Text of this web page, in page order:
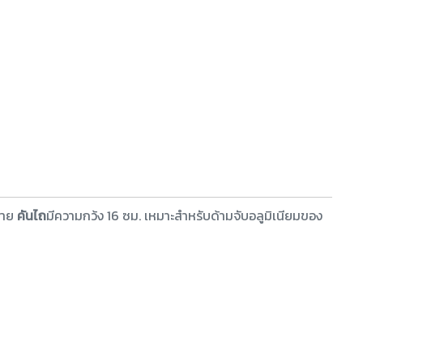
ย คันไถมีความกว้ง 16 ซม. เหมาะสำหรับด้ามจับอลูมิเนียมของ